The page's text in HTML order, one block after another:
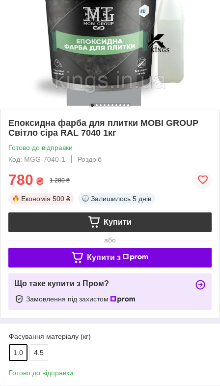
Епоксидна фарба для плитки MOBI GROUP
Світло сіра RAL 7040 1кг
Готово до відправки
Код: MGG-7040-1
Роздріб
780 ₴ 1 280 ₴
Економія 500 ₴ Залишилось 5 днів
Купити
або
Купити з
Що таке купити з Пром?
Замовлення під захистом
Фасування матеріалу (кг)
1.0 4.5
Готово до відправки